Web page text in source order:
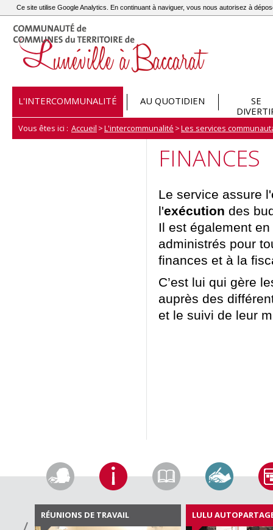
Ce site utilise Google Analytics. En continuant à naviguer, vous nous autorisez à
Vous êtes ici : Accueil >L'intercommunalité >Les services
L'INTERCOMMUNALITÉ AU QUOTIDIEN
SE
FINANCES
Le service assure l'
l'exécution des
Il est également
administrés pour
finances et à la
C’est lui qui gère
auprès des
et le suivi de leur
RÉUNIONS DE TRAVAIL LULU